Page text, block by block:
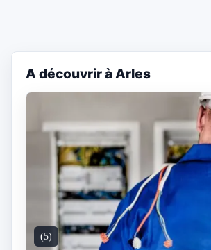
A découvrir à Arles
(5)